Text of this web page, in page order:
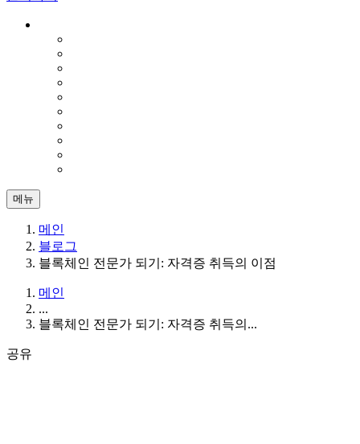
메뉴
메인
블로그
블록체인 전문가 되기: 자격증 취득의 이점
메인
...
블록체인 전문가 되기: 자격증 취득의...
공유